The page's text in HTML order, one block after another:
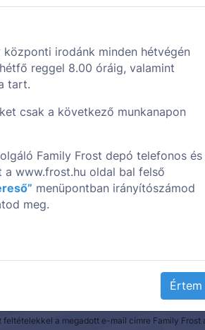
irodánk minden hétvégén
reggel 8.00 óráig, valamint
tart.
csak a következő munkanapon
Family Frost depó telefonos és
a www.frost.hu oldal bal felső
menüpontban irányítószámod
meg.
Értem
hírlevelünkre
új termékeinkről és akcióinkról!
feltételekkel a megadott e-mail címre Family